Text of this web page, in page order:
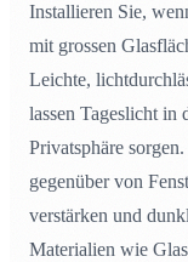
Installieren Sie,
mit grossen
Leichte,
lassen Tageslicht in
Privatsphäre
gegenüber von
verstärken und
Materialien wie